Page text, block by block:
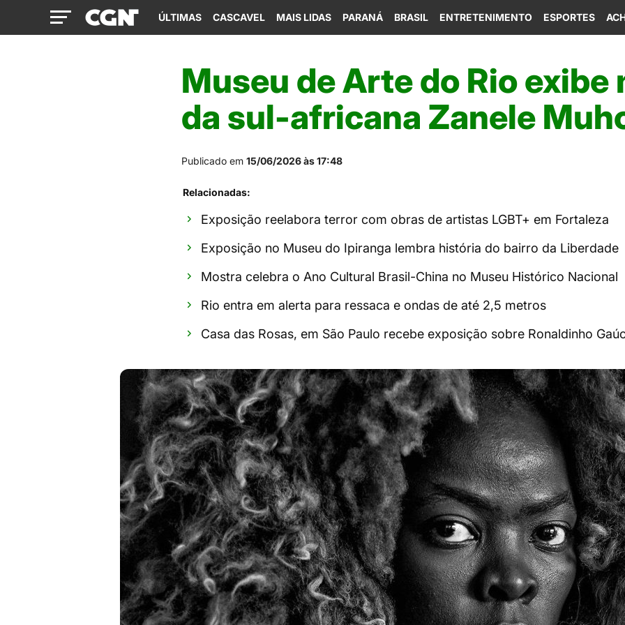
ÚLTIMAS CASCAVEL MAIS LIDAS PARANÁ BRASIL ENTRETENIMENTO ESPORTES
Museu de Arte do Rio exibe
da sul-africana Zanele
Publicado em 15/06/2026 às 17:48
Relacionadas:
Exposição reelabora terror com obras de artistas LGBT+ em Fortaleza
Exposição no Museu do Ipiranga lembra história do bairro da Liberdade
Mostra celebra o Ano Cultural Brasil-China no Museu Histórico Nacional
Rio entra em alerta para ressaca e ondas de até 2,5 metros
Casa das Rosas, em São Paulo recebe exposição sobre Ronaldinho